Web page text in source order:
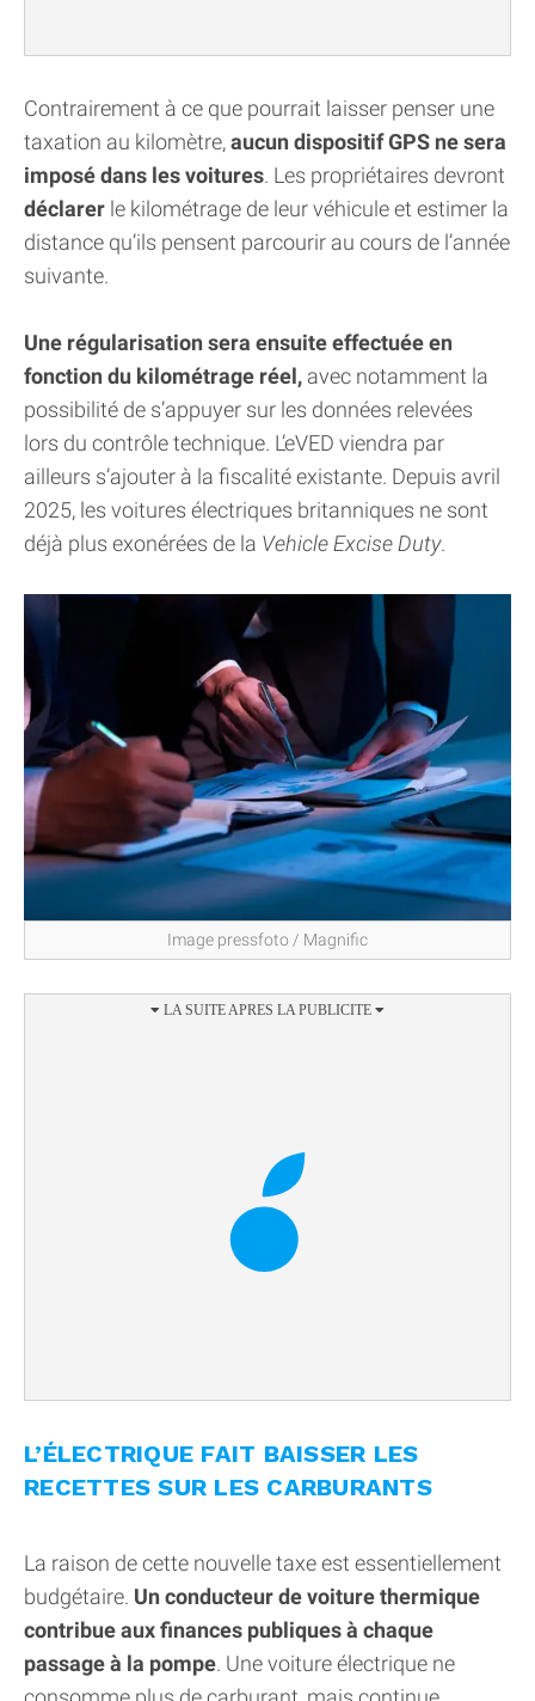
Contrairement à ce que pourrait laisser penser une
taxation au kilomètre,aucun dispositif GPS ne sera
imposé dans les voitures. Les propriétaires devront
déclarer le kilométrage de leur véhicule et estimer la
distance qu’ils pensent parcourir au cours de l’année
suivante.
Une régularisation sera ensuite effectuée en
fonction du kilométrage réel, avec notamment la
possibilité de s’appuyer sur les données relevées
lors du contrôle technique. L’eVED viendra par
ailleurs s’ajouter à la fiscalité existante. Depuis avril
2025, les voitures électriques britanniques ne sont
déjà plus exonérées de la Vehicle Excise Duty.
Image pressfoto / Magnific
L’ÉLECTRIQUE FAIT BAISSER LES
RECETTES SUR LES CARBURANTS
La raison de cette nouvelle taxe est essentiellement
budgétaire. Un conducteur de voiture thermique
contribue aux finances publiques à chaque
passage à la pompe. Une voiture électrique ne